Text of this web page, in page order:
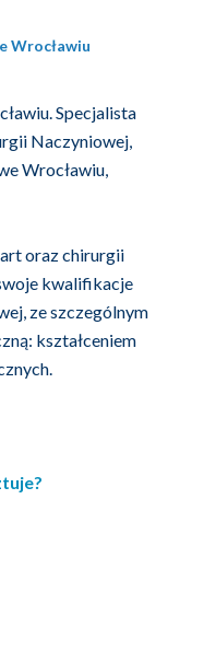
Wrocławiu
Specjalista
Naczyniowej,
Wrocławiu,
oraz chirurgii
kwalifikacje
ze szczególnym
kształceniem